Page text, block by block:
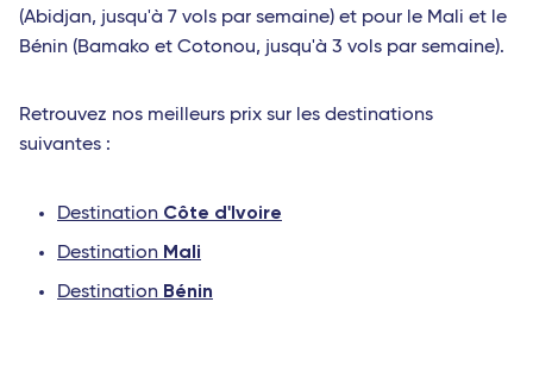
(Abidjan, jusqu'à 7 vols par semaine) et pour le Mali et le
Bénin (Bamako et Cotonou, jusqu'à 3 vols par semaine).
Retrouvez nos meilleurs prix sur les destinations
suivantes :
Destination Côte d'Ivoire
Destination Mali
Destination Bénin